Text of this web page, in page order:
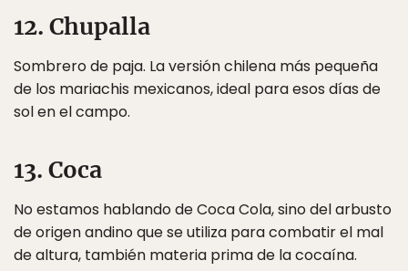
12. Chupalla
Sombrero de paja. La versión chilena más pequeña
de los mariachis mexicanos, ideal para esos días de
sol en el campo.
13. Coca
No estamos hablando de Coca Cola, sino del arbusto
de origen andino que se utiliza para combatir el mal
de altura, también materia prima de la cocaína.